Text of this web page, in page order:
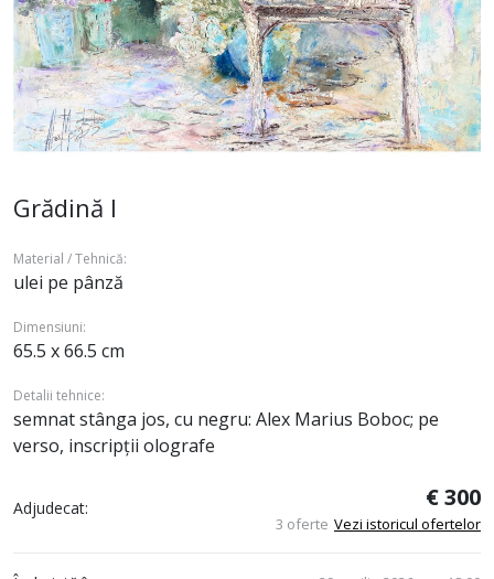
Grădină I
Material / Tehnică:
ulei pe pânză
Dimensiuni:
65.5 x 66.5 cm
Detalii tehnice:
semnat stânga jos, cu negru: Alex Marius Boboc; pe
verso, inscripții olografe
Adjudecat: € 300
3 oferte Vezi istoricul ofertelor